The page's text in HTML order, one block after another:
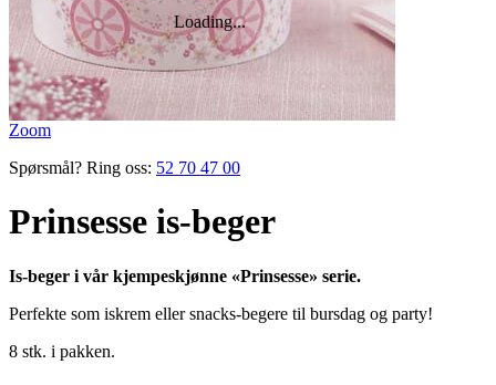
Zoom
Spørsmål? Ring oss: 52 70 47 00
Prinsesse is-beger
Is-beger i vår kjempeskjønne «Prinsesse» serie.
Perfekte som iskrem eller snacks-begere til bursdag og party!
8 stk. i pakken.